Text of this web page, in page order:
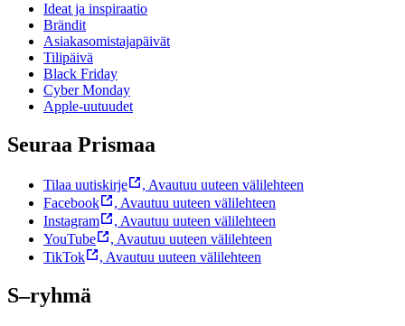
Ideat ja inspiraatio
Brändit
Asiakasomistajapäivät
Tilipäivä
Black Friday
Cyber Monday
Apple-uutuudet
Seuraa Prismaa
Tilaa uutiskirje , Avautuu uuteen välilehteen
Facebook
, Avautuu uuteen välilehteen
Instagram
, Avautuu uuteen välilehteen
YouTube
, Avautuu uuteen välilehteen
TikTok
, Avautuu uuteen välilehteen
S–ryhmä